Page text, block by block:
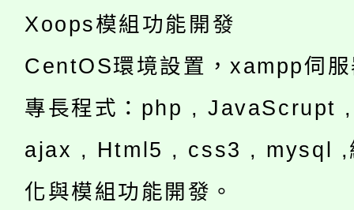
Xoops模組功能開發
CentOS環境設置，xampp伺
專長程式：php , JavaScrupt
ajax , Html5 , css3 , mysql ,
化與模組功能開發。